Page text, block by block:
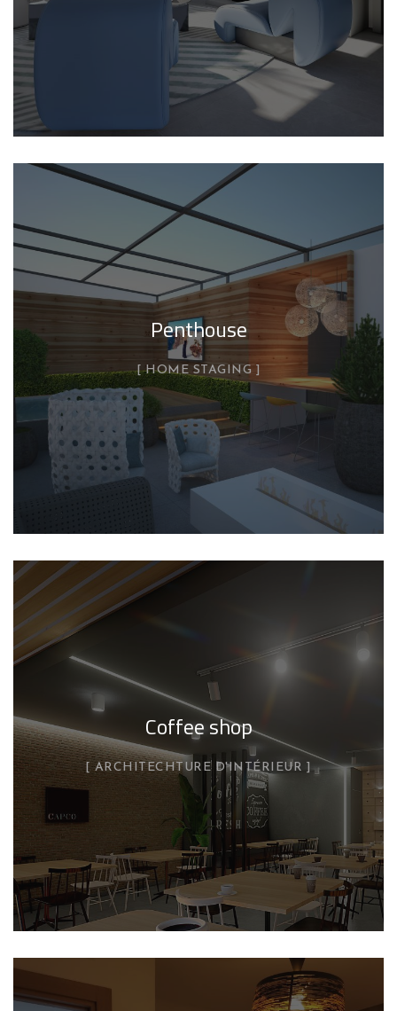
Penthouse
HOME STAGING
Coffee shop
ARCHITECHTURE D'INTÉRIEUR